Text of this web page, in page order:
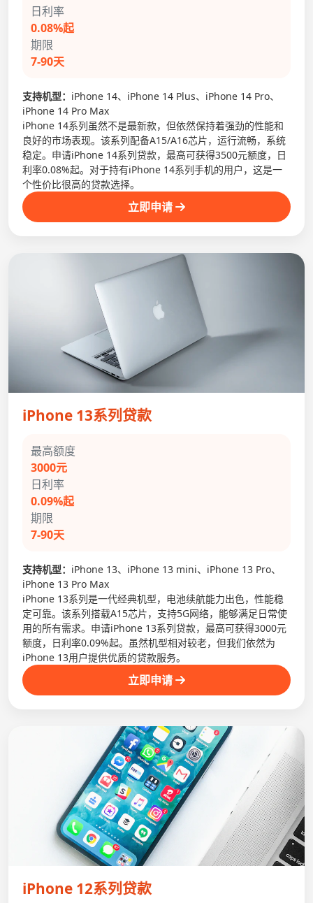
日利率
0.08%起
期限
7-90天
支持机型： iPhone 14、iPhone 14 Plus、iPhone 14 Pro、
iPhone 14 Pro Max
iPhone 14系列虽然不是最新款，但依然保持着强劲的性能和
良好的市场表现。该系列配备A15/A16芯片，运行流畅，系统
稳定。申请iPhone 14系列贷款，最高可获得3500元额度，日
利率0.08%起。对于持有iPhone 14系列手机的用户，这是一
个性价比很高的贷款选择。
立即申请
iPhone 13系列贷款
最高额度
3000元
日利率
0.09%起
期限
7-90天
支持机型： iPhone 13、iPhone 13 mini、iPhone 13 Pro、
iPhone 13 Pro Max
iPhone 13系列是一代经典机型，电池续航能力出色，性能稳
定可靠。该系列搭载A15芯片，支持5G网络，能够满足日常使
用的所有需求。申请iPhone 13系列贷款，最高可获得3000元
额度，日利率0.09%起。虽然机型相对较老，但我们依然为
iPhone 13用户提供优质的贷款服务。
立即申请
iPhone 12系列贷款